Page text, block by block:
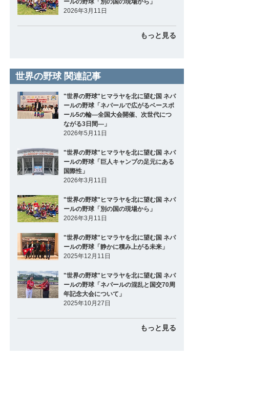
ールの野球「別の国の現場から」
2026年3月11日
もっと見る
世界の野球 関連記事
"世界の野球"ヒマラヤを北に望む国 ネパ
ールの野球「ネパールで広がるベースボ
ール5の輪―全国大会開催、次世代につ
ながる3日間―」
2026年5月11日
"世界の野球"ヒマラヤを北に望む国 ネパ
ールの野球「巨人キャンプの足元にある
国際性」
2026年3月11日
"世界の野球"ヒマラヤを北に望む国 ネパ
ールの野球「別の国の現場から」
2026年3月11日
"世界の野球"ヒマラヤを北に望む国 ネパ
ールの野球「静かに積み上がる未来」
2025年12月11日
"世界の野球"ヒマラヤを北に望む国 ネパ
ールの野球「ネパールの混乱と国交70周
年記念大会について」
2025年10月27日
もっと見る